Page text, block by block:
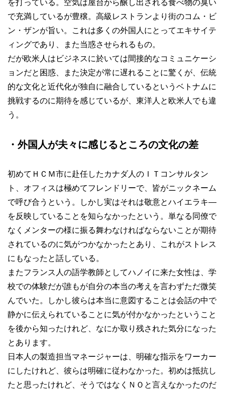
を打っている。空気は屋台から醸し出される食べ物の臭い
で充満しているが豊穣。高級レストランより街のコム・ビ
ン・ザンが旨い。これは多くの外国人にとってエキサイテ
ィングであり、また当惑させられるもの。
だが欧米人はビジネスに於いては間接的なコミュニケーシ
ョンだと困惑、また決定が常に遅れることに驚くが、伝統
的な文化と近代化が独自に融合しているというベトナムに
挑戦するのに期待を感じているが、東洋人と欧米人でも違
う。
・外国人が夫々に感じるところの文化の差
初めてＨＣＭ市に赴任したカナダ人のＩＴコンサルタン
ト、オフィスは極めてフレンドリーで、皆がニックネーム
で呼び合うという。しかし実はそれは敬意とハイエラキ―
を反映していることを知らなかったという。単なる同僚で
なくメンターの様に振る舞わなければならないことが期待
されているのに気がつかなかったとあり、これがストレス
にもなったと話している。
またフランス人の語学教師としてハノイに来た女性は、学
校での体験だが誰もが自分の本当の考えを言わずただ微笑
んでいた。しかし彼らは本当に意図することは会話の中で
静かに伝えられていることに気が付かなかったということ
を後から知ったけれど、なにか取り残された気分になった
とあります。
日本人の製造担当マネージャーは、明確な指示をワーカー
にしたけれど、彼らは明確に従わなかった。初めは抵抗し
たと思ったけれど、そうではなくＮＯと言えなかったのだ